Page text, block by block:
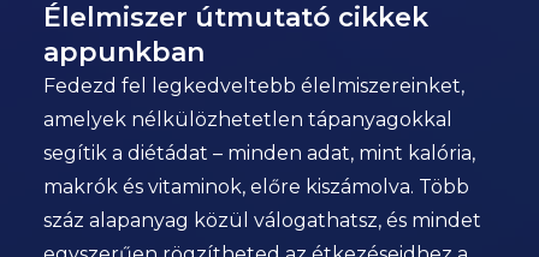
Élelmiszer útmutató cikkek
appunkban
Fedezd fel legkedveltebb élelmiszereinket,
amelyek nélkülözhetetlen tápanyagokkal
segítik a diétádat – minden adat, mint kalória,
makrók és vitaminok, előre kiszámolva. Több
száz alapanyag közül válogathatsz, és mindet